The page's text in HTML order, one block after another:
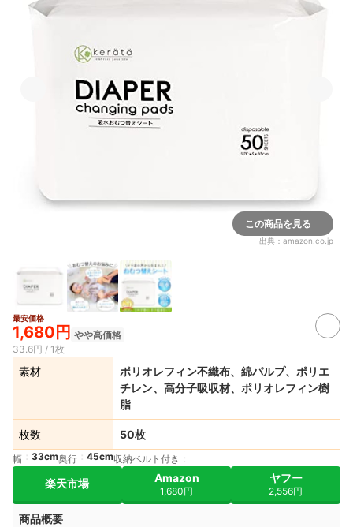
この商品を見る
出典： amazon.co.jp
最安価格
1,680円 やや高価格
33.6円 / 1枚
素材
ポリオレフィン不織布、綿パルプ、ポリエ
チレン、高分子吸収材、ポリオレフィン樹
脂
枚数 50枚
幅 33cm奥行 45cm収納ベルト付き
楽天市場 Amazon
1,680円
ヤフー
2,556円
商品概要